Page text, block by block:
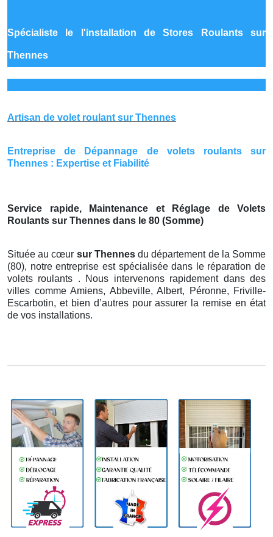
Spécialiste le l'installation de Stores Roulants sur
Thennes
Artisan de volet roulant sur Thennes
Entreprise de Dépannage de volets roulants sur
Thennes : Expertise et Fiabilité
Service rapide, Maintenance et Réglage de Volets
Roulants sur Thennes dans le 80 (Somme)
Située au cœur sur Thennesdu département de la Somme
(80), notre entreprise est spécialisée dans le réparation de
volets roulants . Nous intervenons rapidement dans des
villes comme Amiens, Abbeville, Albert, Péronne, Friville-
Escarbotin, et bien d’autres pour assurer la remise en état
de vos installations.